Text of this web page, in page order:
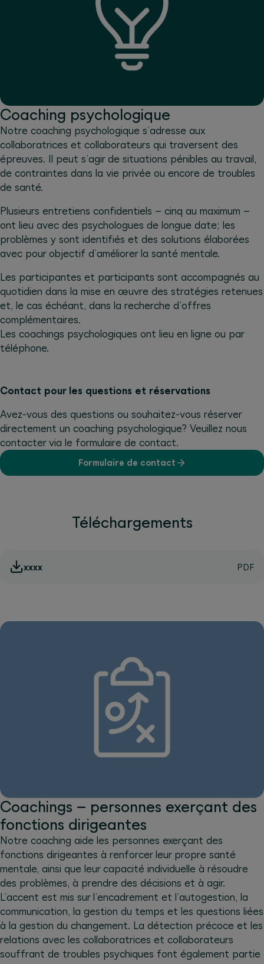
Coaching psychologique
Notre coaching psychologique s’adresse aux
collaboratrices et collaborateurs qui traversent des
épreuves. Il peut s’agir de situations pénibles au travail,
de contraintes dans la vie privée ou encore de troubles
de santé.
Plusieurs entretiens confidentiels – cinq au maximum –
ont lieu avec des psychologues de longue date; les
problèmes y sont identifiés et des solutions élaborées
avec pour objectif d’améliorer la santé mentale.
Les participantes et participants sont accompagnés au
quotidien dans la mise en œuvre des stratégies retenues
et, le cas échéant, dans la recherche d’offres
complémentaires.
Les coachings psychologiques ont lieu en ligne ou par
téléphone.
Contact pour les questions et réservations
Avez-vous des questions ou souhaitez-vous réserver
directement un coaching psychologique? Veuillez nous
contacter via le formulaire de contact.
Formulaire de contact
Téléchargements
xxxx
Coachings – personnes exerçant des
fonctions dirigeantes
Notre coaching aide les personnes exerçant des
fonctions dirigeantes à renforcer leur propre santé
mentale, ainsi que leur capacité individuelle à résoudre
des problèmes, à prendre des décisions et à agir.
L’accent est mis sur l’encadrement et l’autogestion, la
communication, la gestion du temps et les questions liées
à la gestion du changement. La détection précoce et les
relations avec les collaboratrices et collaborateurs
souffrant de troubles psychiques font également partie